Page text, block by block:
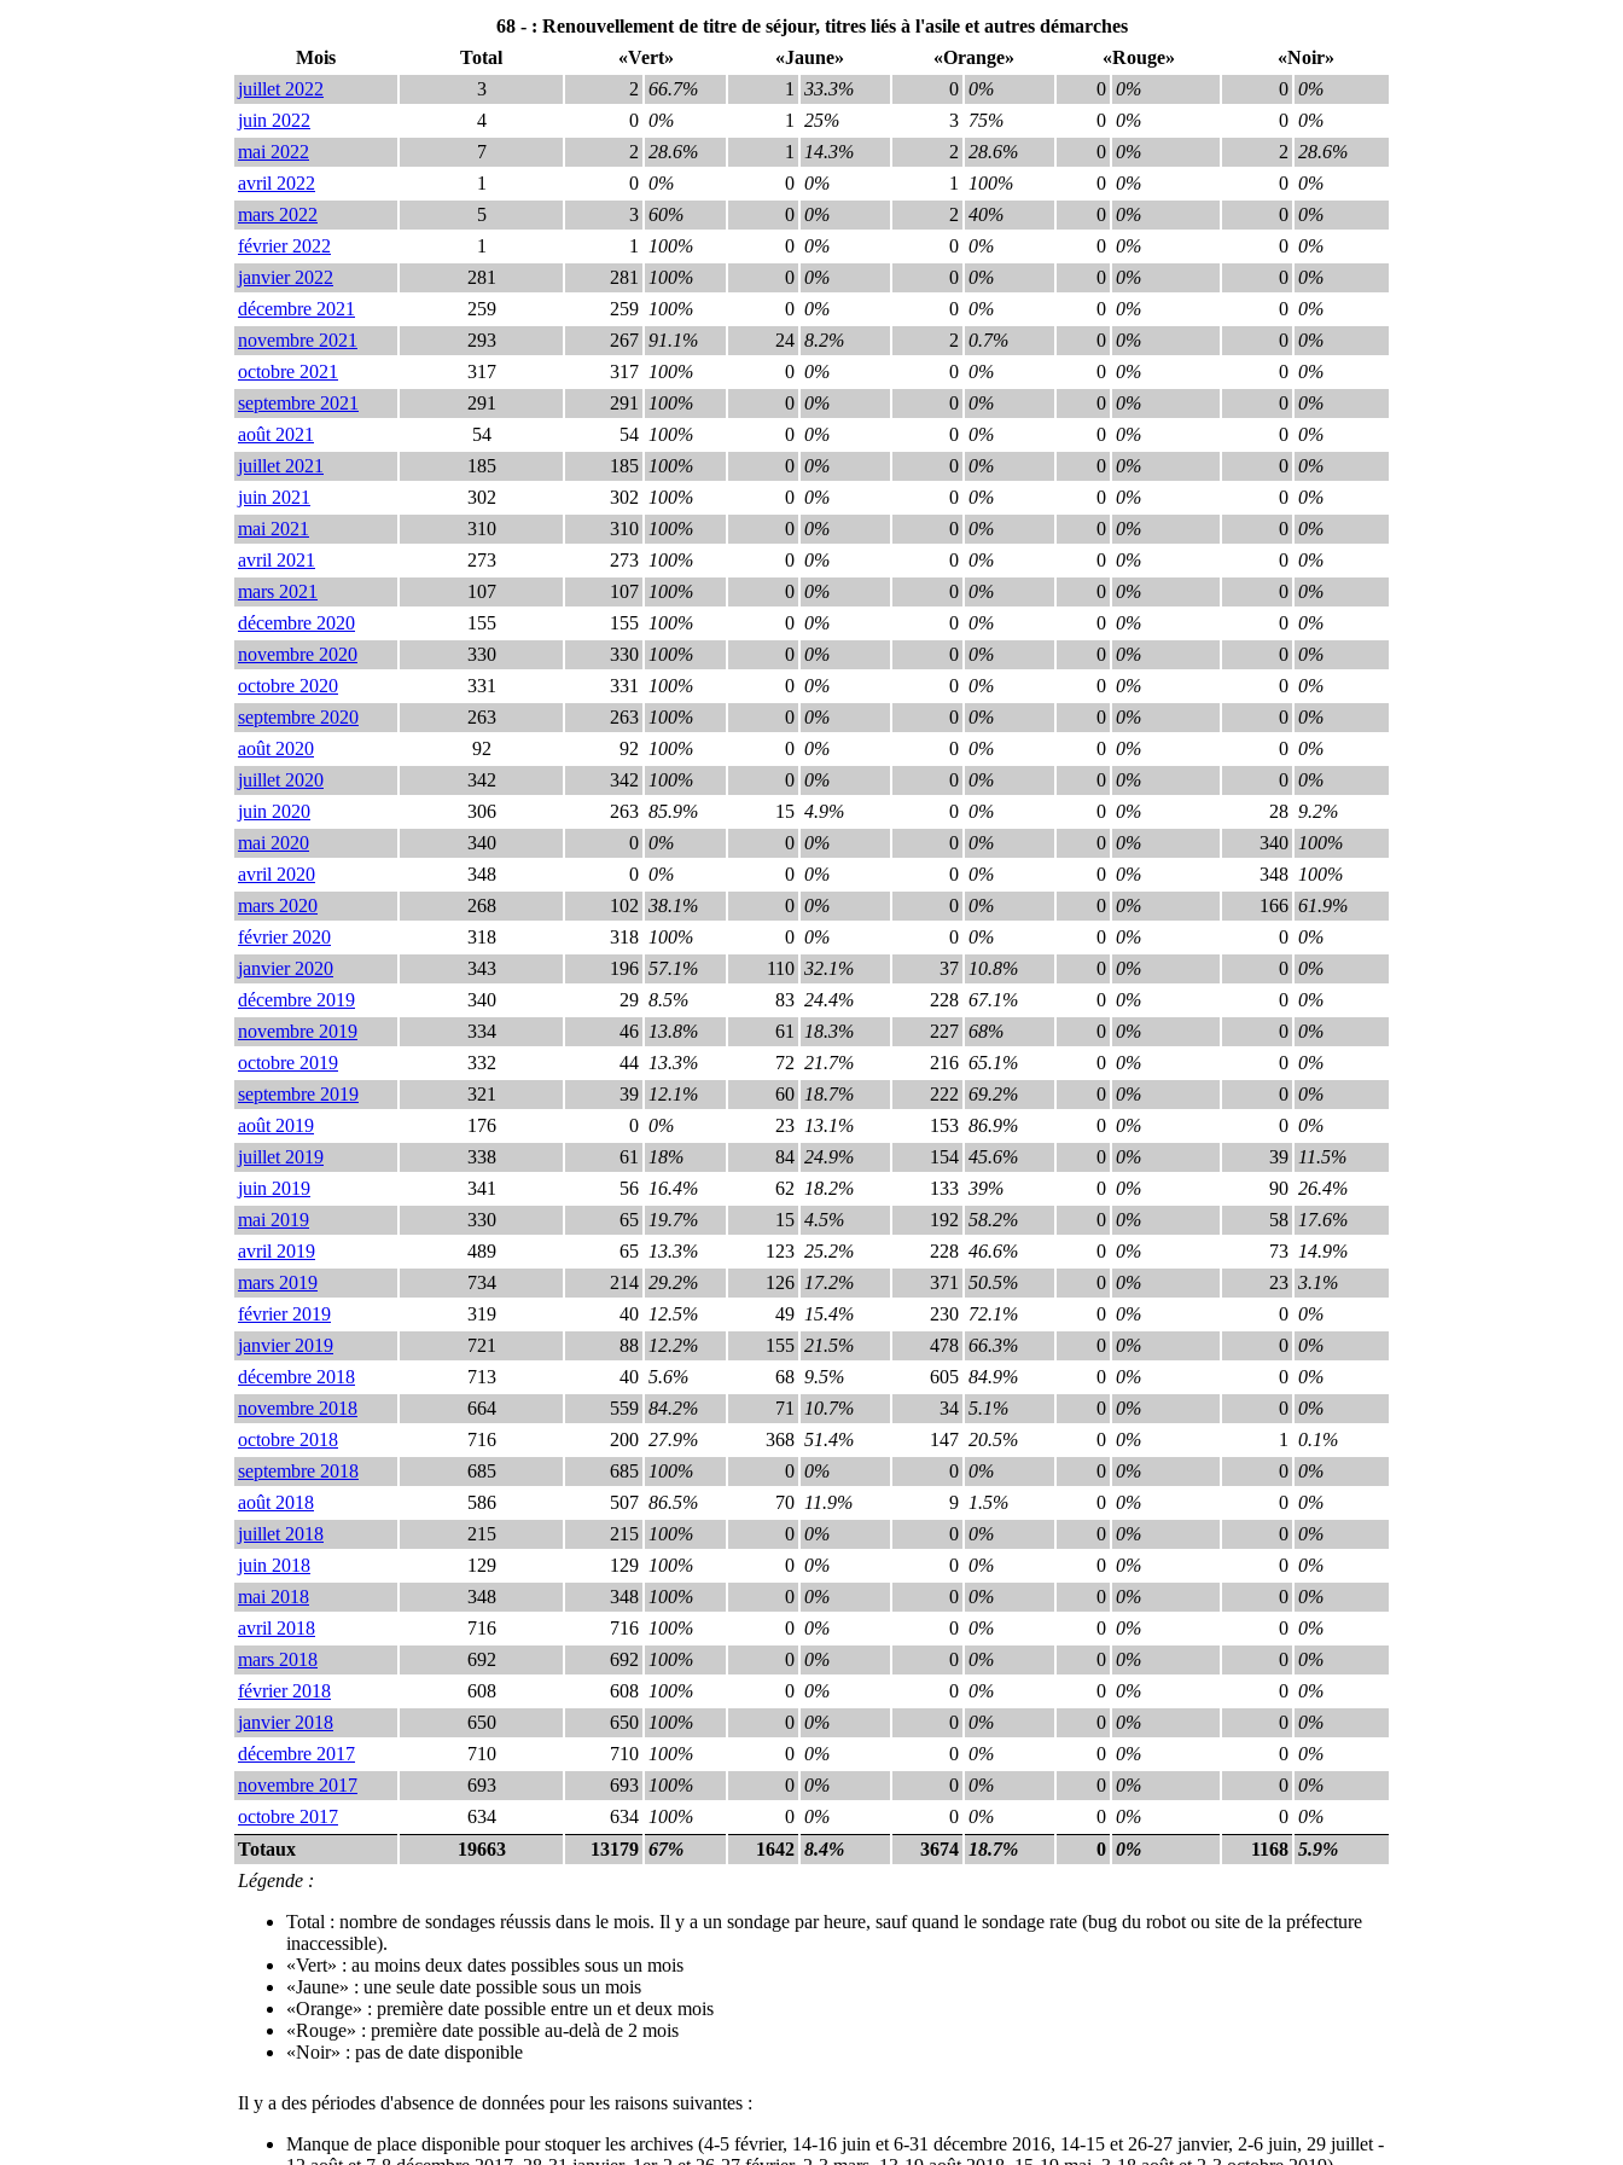
68 - : Renouvellement de titre de séjour, titres liés à l'asile et autres démarches
Mois
Total «Vert» «Jaune» «Orange» «Rouge»
«Noir»
juillet 2022
3 2 66.7% 1 33.3% 0 0% 0 0% 0 0%
juin 2022
4 0 0% 1 25% 3 75% 0 0% 0 0%
mai 2022
7 2 28.6% 1 14.3% 2 28.6% 0 0% 2 28.6%
avril 2022
1 0 0% 0 0% 1 100% 0 0% 0 0%
mars 2022
5 3 60% 0 0% 2 40% 0 0% 0 0%
février 2022
1 1 100% 0 0% 0 0% 0 0% 0 0%
janvier 2022
281 281 100% 0 0% 0 0% 0 0% 0 0%
décembre 2021
259 259 100% 0 0% 0 0% 0 0% 0 0%
novembre 2021
293 267 91.1% 24 8.2% 2 0.7% 0 0% 0 0%
octobre 2021
317 317 100% 0 0% 0 0% 0 0% 0 0%
septembre 2021
291 291 100% 0 0% 0 0% 0 0% 0 0%
août 2021
54 54 100% 0 0% 0 0% 0 0% 0 0%
juillet 2021
185 185 100% 0 0% 0 0% 0 0% 0 0%
juin 2021
302 302 100% 0 0% 0 0% 0 0% 0 0%
mai 2021
310 310 100% 0 0% 0 0% 0 0% 0 0%
avril 2021
273 273 100% 0 0% 0 0% 0 0% 0 0%
mars 2021
107 107 100% 0 0% 0 0% 0 0% 0 0%
décembre 2020
155 155 100% 0 0% 0 0% 0 0% 0 0%
novembre 2020
330 330 100% 0 0% 0 0% 0 0% 0 0%
octobre 2020
331 331 100% 0 0% 0 0% 0 0% 0 0%
septembre 2020
263 263 100% 0 0% 0 0% 0 0% 0 0%
août 2020
92 92 100% 0 0% 0 0% 0 0% 0 0%
juillet 2020
342 342 100% 0 0% 0 0% 0 0% 0 0%
juin 2020
306 263 85.9% 15 4.9% 0 0% 0 0% 28 9.2%
mai 2020
340 0 0% 0 0% 0 0% 0 0% 340 100%
avril 2020
348 0 0% 0 0% 0 0% 0 0% 348 100%
mars 2020
268 102 38.1% 0 0% 0 0% 0 0% 166 61.9%
février 2020
318 318 100% 0 0% 0 0% 0 0% 0 0%
janvier 2020
343 196 57.1% 110 32.1% 37 10.8% 0 0% 0 0%
décembre 2019
340 29 8.5% 83 24.4% 228 67.1% 0 0% 0 0%
novembre 2019
334 46 13.8% 61 18.3% 227 68% 0 0% 0 0%
octobre 2019
332 44 13.3% 72 21.7% 216 65.1% 0 0% 0 0%
septembre 2019
321 39 12.1% 60 18.7% 222 69.2% 0 0% 0 0%
août 2019
176 0 0% 23 13.1% 153 86.9% 0 0% 0 0%
juillet 2019
338 61 18% 84 24.9% 154 45.6% 0 0% 39 11.5%
juin 2019
341 56 16.4% 62 18.2% 133 39% 0 0% 90 26.4%
mai 2019
330 65 19.7% 15 4.5% 192 58.2% 0 0% 58 17.6%
avril 2019
489 65 13.3% 123 25.2% 228 46.6% 0 0% 73 14.9%
mars 2019
734 214 29.2% 126 17.2% 371 50.5% 0 0% 23 3.1%
février 2019
319 40 12.5% 49 15.4% 230 72.1% 0 0% 0 0%
janvier 2019
721 88 12.2% 155 21.5% 478 66.3% 0 0% 0 0%
décembre 2018
713 40 5.6% 68 9.5% 605 84.9% 0 0% 0 0%
novembre 2018
664 559 84.2% 71 10.7% 34 5.1% 0 0% 0 0%
octobre 2018
716 200 27.9% 368 51.4% 147 20.5% 0 0% 1
0.1%
septembre 2018
685 685 100% 0 0% 0 0% 0 0% 0 0%
août 2018
586 507 86.5% 70 11.9% 9 1.5% 0 0% 0 0%
juillet 2018
215 215 100% 0 0% 0 0% 0 0% 0 0%
juin 2018
129 129 100% 0 0% 0 0% 0 0% 0 0%
mai 2018
348 348 100% 0 0% 0 0% 0 0% 0 0%
avril 2018
716 716 100% 0 0% 0 0% 0 0% 0 0%
mars 2018
692 692 100% 0 0% 0 0% 0 0% 0 0%
février 2018
608 608 100% 0 0% 0 0% 0 0% 0 0%
janvier 2018
650 650 100% 0 0% 0 0% 0 0% 0 0%
décembre 2017
710 710 100% 0 0% 0 0% 0 0% 0 0%
novembre 2017
693 693 100% 0 0% 0 0% 0 0% 0 0%
octobre 2017
634 634 100% 0 0% 0 0% 0 0% 0 0%
Totaux
19663 13179 67% 1642 8.4% 3674 18.7% 0 0% 1168 5.9%
Légende :
Total : nombre de sondages réussis dans le mois. Il y a un sondage par heure, sauf quand le sondage rate (bug du robot ou site de la préfecture
inaccessible).
«Vert» : au moins deux dates possibles sous un mois
«Jaune» : une seule date possible sous un mois
«Orange» : première date possible entre un et deux mois
«Rouge» : première date possible au-delà de 2 mois
«Noir» : pas de date disponible
Il y a des périodes d'absence de données pour les raisons suivantes :
Manque de place disponible pour stoquer les archives (4-5 février, 14-16 juin et 6-31 décembre 2016, 14-15 et 26-27 janvier, 2-6 juin, 29 juillet -